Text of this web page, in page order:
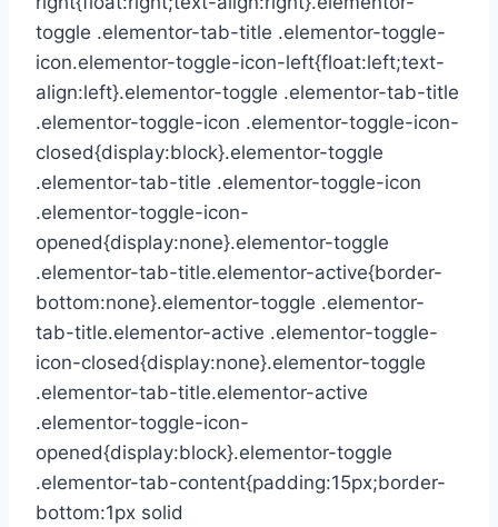
toggle .elementor-tab-title .elementor-toggle-
icon.elementor-toggle-icon-left{float:left;text-
align:left}.elementor-toggle .elementor-tab-title
.elementor-toggle-icon .elementor-toggle-icon-
closed{display:block}.elementor-toggle
.elementor-tab-title .elementor-toggle-icon
.elementor-toggle-icon-
opened{display:none}.elementor-toggle
.elementor-tab-title.elementor-active{border-
bottom:none}.elementor-toggle .elementor-
tab-title.elementor-active .elementor-toggle-
icon-closed{display:none}.elementor-toggle
.elementor-tab-title.elementor-active
.elementor-toggle-icon-
opened{display:block}.elementor-toggle
.elementor-tab-content{padding:15px;border-
bottom:1px solid